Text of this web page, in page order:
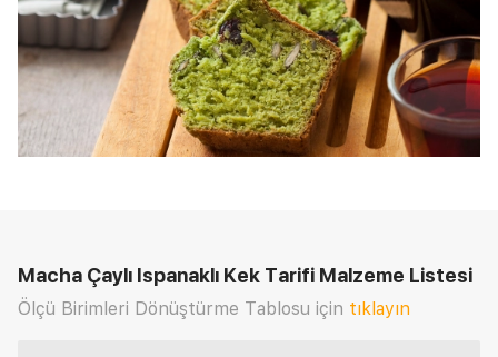
Macha Çaylı Ispanaklı Kek Tarifi Malzeme Listesi
Ölçü Birimleri Dönüştürme Tablosu için tıklayın